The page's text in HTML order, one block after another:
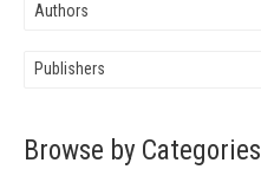
o
Authors
Publishers
Browse by Categories